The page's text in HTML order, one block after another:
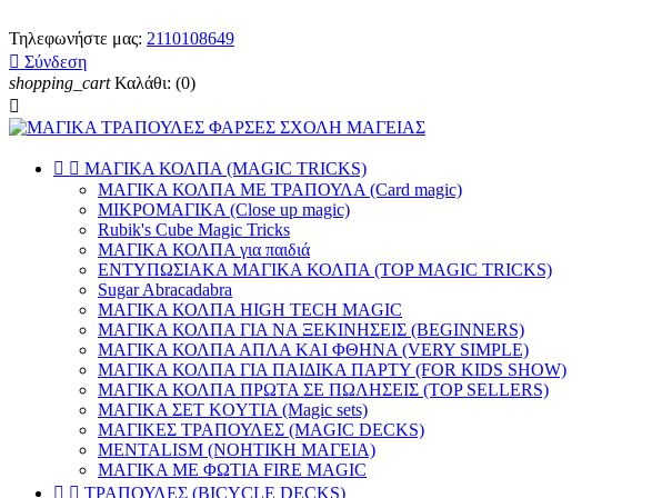
Τηλεφωνήστε μας: 2110108649
 Σύνδεση
shopping_cart Καλάθι: (0)

  ΜΑΓΙΚΑ ΚΟΛΠΑ (MAGIC TRICKS)
ΜΑΓΙΚΑ ΚΟΛΠΑ ΜΕ ΤΡΑΠΟΥΛΑ (Card magic)
ΜΙΚΡΟΜΑΓΙΚΑ (Close up magic)
Rubik's Cube Magic Tricks
ΜΑΓΙΚΑ ΚΟΛΠΑ για παιδιά
ΕΝΤΥΠΩΣΙΑΚΑ ΜΑΓΙΚΑ ΚΟΛΠΑ (TOP MAGIC TRICKS)
Sugar Abracadabra
ΜΑΓΙΚΑ ΚΟΛΠΑ HIGH TECH MAGIC
ΜΑΓΙΚΑ ΚΟΛΠΑ ΓΙΑ ΝΑ ΞΕΚΙΝΗΣΕΙΣ (BEGINNERS)
ΜΑΓΙΚΑ ΚΟΛΠΑ ΑΠΛΑ ΚΑΙ ΦΘΗΝΑ (VERY SIMPLE)
ΜΑΓΙΚΑ ΚΟΛΠΑ ΓΙΑ ΠΑΙΔΙΚΑ ΠΑΡΤΥ (FOR KIDS SHOW)
ΜΑΓΙΚΑ ΚΟΛΠΑ ΠΡΩΤΑ ΣΕ ΠΩΛΗΣΕΙΣ (TOP SELLERS)
ΜΑΓΙΚΑ ΣΕΤ KOYTIA (Magic sets)
ΜΑΓΙΚΕΣ ΤΡΑΠΟΥΛΕΣ (MAGIC DECKS)
MENTALISM (ΝΟΗΤΙΚΗ ΜΑΓΕΙΑ)
ΜΑΓΙΚΑ ΜΕ ΦΩΤΙΑ FIRE MAGIC
  ΤΡΑΠΟΥΛΕΣ (BICYCLE DECKS)